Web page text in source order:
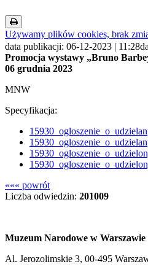
Używamy plików cookies, brak
data publikacji: 06-12-2023 | 11:28
Promocja wystawy „Bruno
06 grudnia 2023
MNW
Specyfikacja:
««« powrót
Liczba odwiedzin: 201009
Muzeum Narodowe w Warszawie
Al. Jerozolimskie 3, 00-495